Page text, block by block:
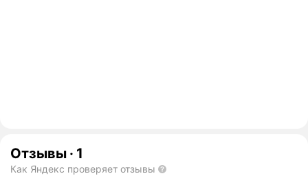
Отзывы · 1
Как Яндекс проверяет отзывы